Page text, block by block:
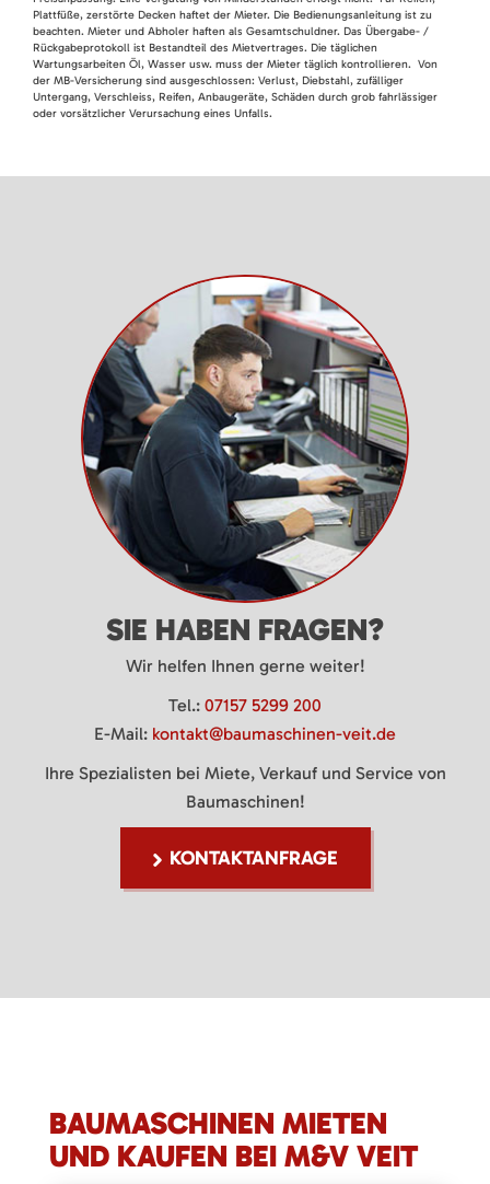
Plattfüße, zerstörte Decken haftet der Mieter. Die Bedienungsanleitung ist zu
beachten. Mieter und Abholer haften als Gesamtschuldner. Das Übergabe- /
Rückgabeprotokoll ist Bestandteil des Mietvertrages. Die täglichen
Wartungsarbeiten Öl, Wasser usw. muss der Mieter täglich kontrollieren. Von
der MB-Versicherung sind ausgeschlossen: Verlust, Diebstahl, zufälliger
Untergang, Verschleiss, Reifen, Anbaugeräte, Schäden durch grob fahrlässiger
oder vorsätzlicher Verursachung eines Unfalls.
SIE HABEN FRAGEN?
Wir helfen Ihnen gerne weiter!
Tel.: 07157 5299 200
E-Mail: kontakt@baumaschinen-veit.de
Ihre Spezialisten bei Miete, Verkauf und Service von
Baumaschinen!
KONTAKTANFRAGE
BAUMASCHINEN MIETEN
UND KAUFEN BEI M&V VEIT